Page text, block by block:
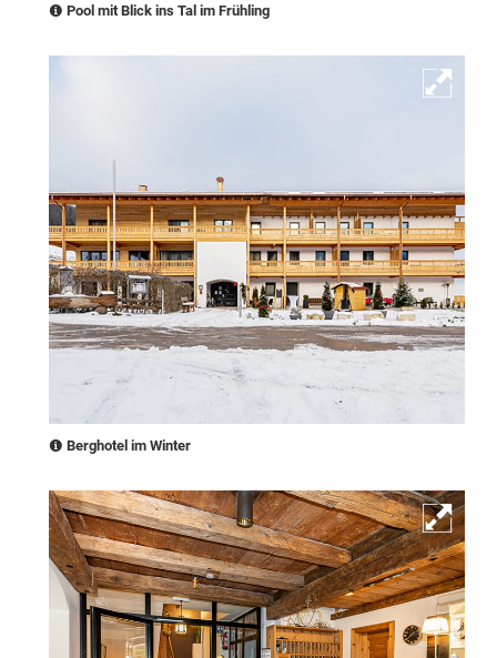
Pool mit Blick ins Tal im Frühling
Berghotel im Winter